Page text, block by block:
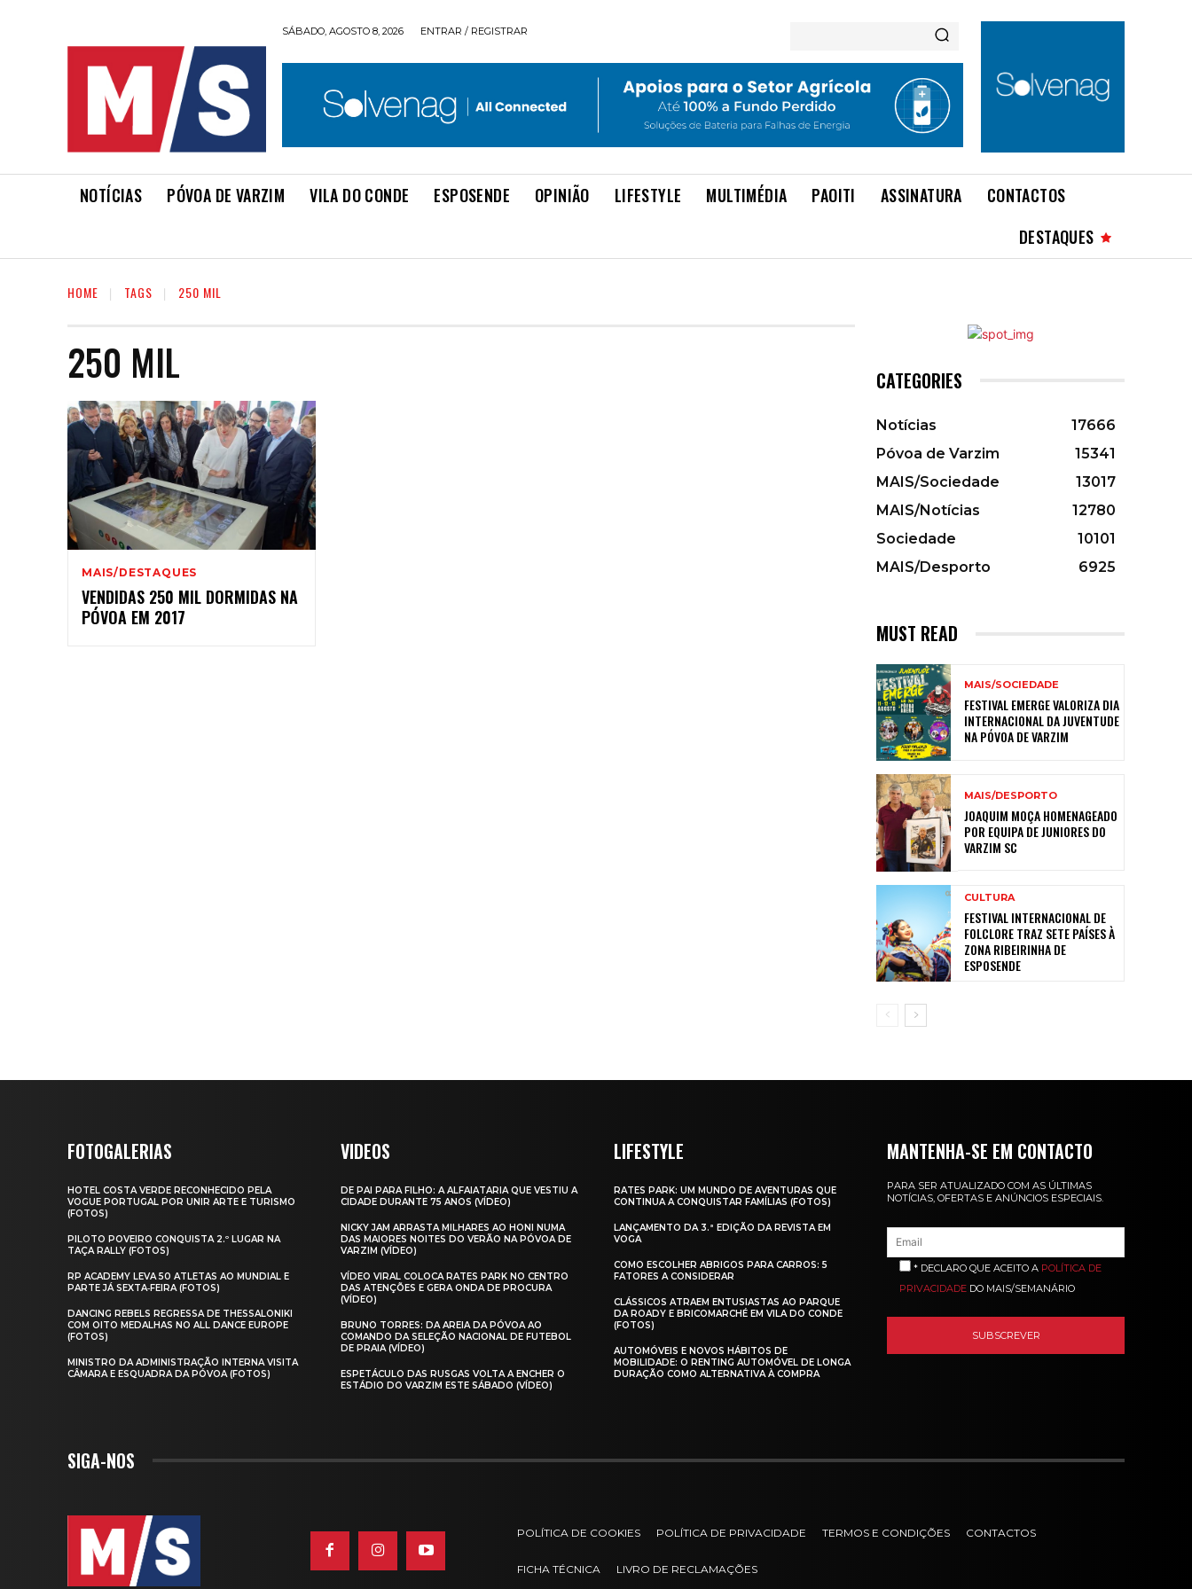
SÁBADO, AGOSTO 8, 2026 ENTRAR / REGISTRAR
NOTÍCIAS PÓVOA DE VARZIM VILA DO CONDE ESPOSENDE OPINIÃO LIFESTYLE MULTIMÉDIA PAOITI ASSINATURA
CONTACTOS
DESTAQUES
HOME TAGS 250 MIL
250 MIL
MAIS/DESTAQUES
VENDIDAS 250 MIL DORMIDAS NA
PÓVOA EM 2017
CATEGORIES
Notícias
17666
Póvoa de Varzim
15341
MAIS/Sociedade
13017
MAIS/Notícias
12780
Sociedade
10101
MAIS/Desporto
6925
MUST READ
MAIS/SOCIEDADE
FESTIVAL EMERGE VALORIZA DIA
INTERNACIONAL DA JUVENTUDE
NA PÓVOA DE VARZIM
MAIS/DESPORTO
JOAQUIM MOÇA HOMENAGEADO
POR EQUIPA DE JUNIORES DO
VARZIM SC
CULTURA
FESTIVAL INTERNACIONAL DE
FOLCLORE TRAZ SETE PAÍSES À
ZONA RIBEIRINHA DE
ESPOSENDE
FOTOGALERIAS
HOTEL COSTA VERDE RECONHECIDO PELA
VOGUE PORTUGAL POR UNIR ARTE E TURISMO
(FOTOS)
PILOTO POVEIRO CONQUISTA 2.º LUGAR NA
TAÇA RALLY (FOTOS)
RP ACADEMY LEVA 50 ATLETAS AO MUNDIAL E
PARTE JÁ SEXTA‑FEIRA (FOTOS)
DANCING REBELS REGRESSA DE THESSALONIKI
COM OITO MEDALHAS NO ALL DANCE EUROPE
(FOTOS)
MINISTRO DA ADMINISTRAÇÃO INTERNA VISITA
CÂMARA E ESQUADRA DA PÓVOA (FOTOS)
VIDEOS
DE PAI PARA FILHO: A ALFAIATARIA QUE VESTIU A
CIDADE DURANTE 75 ANOS (VÍDEO)
NICKY JAM ARRASTA MILHARES AO HONI NUMA
DAS MAIORES NOITES DO VERÃO NA PÓVOA DE
VARZIM (VÍDEO)
VÍDEO VIRAL COLOCA RATES PARK NO CENTRO
DAS ATENÇÕES E GERA ONDA DE PROCURA
(VÍDEO)
BRUNO TORRES: DA AREIA DA PÓVOA AO
COMANDO DA SELEÇÃO NACIONAL DE FUTEBOL
DE PRAIA (VÍDEO)
ESPETÁCULO DAS RUSGAS VOLTA A ENCHER O
ESTÁDIO DO VARZIM ESTE SÁBADO (VÍDEO)
LIFESTYLE
RATES PARK: UM MUNDO DE AVENTURAS QUE
CONTINUA A CONQUISTAR FAMÍLIAS (FOTOS)
LANÇAMENTO DA 3.ª EDIÇÃO DA REVISTA EM
VOGA
COMO ESCOLHER ABRIGOS PARA CARROS: 5
FATORES A CONSIDERAR
CLÁSSICOS ATRAEM ENTUSIASTAS AO PARQUE
DA ROADY E BRICOMARCHÉ EM VILA DO CONDE
(FOTOS)
AUTOMÓVEIS E NOVOS HÁBITOS DE
MOBILIDADE: O RENTING AUTOMÓVEL DE LONGA
DURAÇÃO COMO ALTERNATIVA À COMPRA
MANTENHA-SE EM CONTACTO
PARA SER ATUALIZADO COM AS ÚLTIMAS
NOTÍCIAS, OFERTAS E ANÚNCIOS ESPECIAIS.
* DECLARO QUE ACEITO A POLÍTICA DE
PRIVACIDADE DO MAIS/SEMANÁRIO
SIGA-NOS
POLÍTICA DE COOKIES POLÍTICA DE PRIVACIDADE TERMOS E CONDIÇÕES CONTACTOS
FICHA TÉCNICA LIVRO DE RECLAMAÇÕES